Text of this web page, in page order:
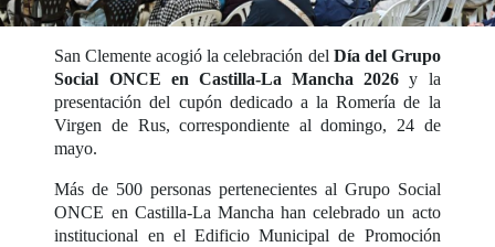
San Clemente acogió la celebración del Día del Grupo
Social ONCE en Castilla-La Mancha 2026y la
presentación del cupón dedicado a la Romería de la
Virgen de Rus, correspondiente al domingo, 24 de
mayo.
Más de 500 personas pertenecientes al Grupo Social
ONCE en Castilla-La Mancha han celebrado un acto
institucional en el Edificio Municipal de Promoción